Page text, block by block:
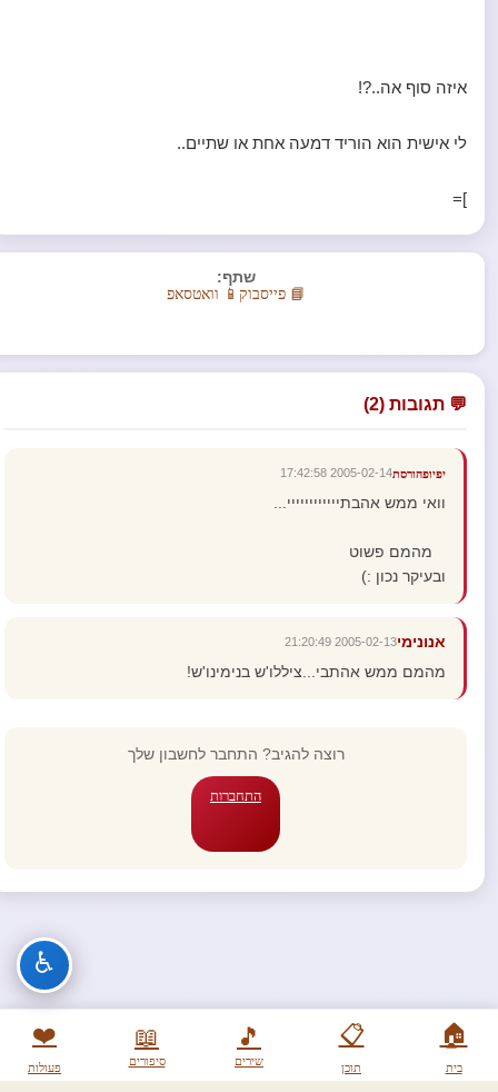
🏠
בית
📋
תוכן
🎵
שירים
📖
סיפורים
❤️
פעולות
איזה סוף אה..?!
לי אישית הוא הוריד דמעה אחת או שתיים..
]=
שתף:
📘 פייסבוק 📱 וואטסאפ
💬 תגובות (2)
יפיופהורסת2005-02-14 17:42:58
וואי ממש אהבתיייייייייייי...
מהמם פשוט
ובעיקר נכון :)
אנונימי2005-02-13 21:20:49
מהמם ממש אהתבי...ציללו'ש בנימינו'ש!
רוצה להגיב? התחבר לחשבון שלך
התחברות
♿